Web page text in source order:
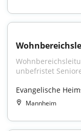
unbefristet
Evangelische
Mannheim